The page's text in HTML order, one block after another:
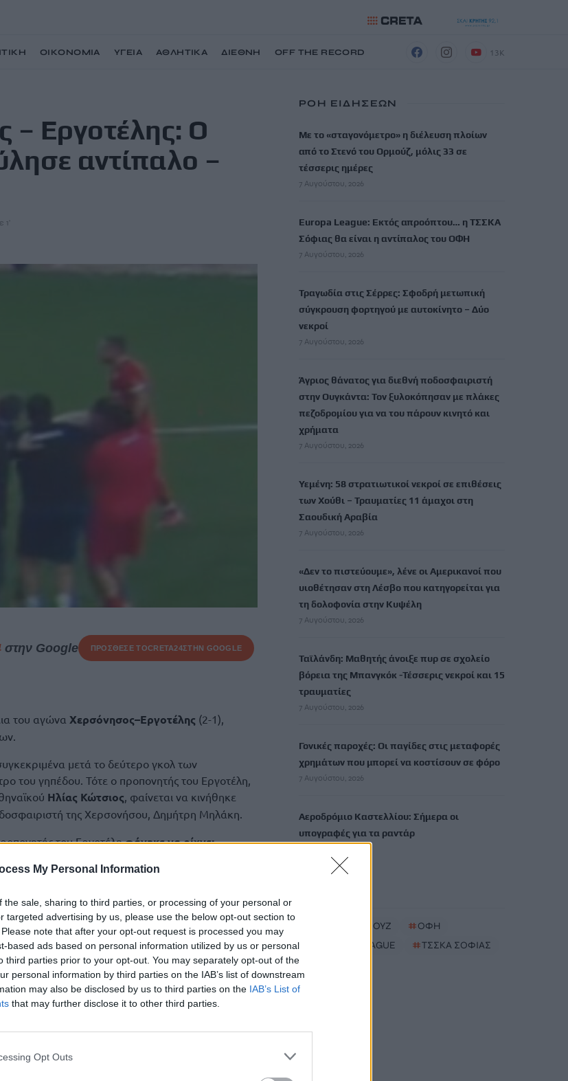
My Personal Information
the sale, sharing to third parties, or processing of your personal or
targeted advertising by us, please use the below opt-out section to
note that after your opt-out request is processed you may
based ads based on personal information utilized by us or personal
third parties prior to your opt-out. You may separately opt-out of the
personal information by third parties on the IAB’s list of downstream
may also be disclosed by us to third parties on the IAB’s List of
that may further disclose it to other third parties.
Opt Outs
ΟΙΚΟΝΟΜΙΑ ΥΓΕΙΑ ΑΘΛΗΤΙΚΑ ΔΙΕΘΝΗ OFF THE RECORD 13K
– Εργοτέλης: Ο
αντίπαλο –
1'
στην Google ΠΡΟΣΘΕΣΕ ΤΟCRETA24ΣΤΗΝ GOOGLE
του αγώνα Χερσόνησος–Εργοτέλης (2-1),
μετά το δεύτερο γκολ των
του γηπέδου. Τότε ο προπονητής του Εργοτέλη,
Ηλίας Κώτσιος, φαίνεται να κινήθηκε
της Χερσονήσου, Δημήτρη Μηλάκη.
του Εργοτέληφάνηκε να ρίχνει
Το ματς διεκόπη για περίπου πέντε
ΡΟΗ ΕΙΔΗΣΕΩΝ
Με το «σταγονόμετρο» η διέλευση πλοίων
από το Στενό του Ορμούζ, μόλις 33 σε
τέσσερις ημέρες
7 Αυγούστου, 2026
Europa League: Εκτός απροόπτου… η ΤΣΣΚΑ
Σόφιας θα είναι η αντίπαλος του ΟΦΗ
7 Αυγούστου, 2026
Τραγωδία στις Σέρρες: Σφοδρή μετωπική
σύγκρουση φορτηγού με αυτοκίνητο – Δύο
νεκροί
7 Αυγούστου, 2026
Άγριος θάνατος για διεθνή ποδοσφαιριστή
στην Ουγκάντα: Τον ξυλοκόπησαν με πλάκες
πεζοδρομίου για να του πάρουν κινητό και
χρήματα
7 Αυγούστου, 2026
Υεμένη: 58 στρατιωτικοί νεκροί σε επιθέσεις
των Χούθι – Τραυματίες 11 άμαχοι στη
Σαουδική Αραβία
7 Αυγούστου, 2026
«Δεν το πιστεύουμε», λένε οι Αμερικανοί που
υιοθέτησαν στη Λέσβο που κατηγορείται για
τη δολοφονία στην Κυψέλη
7 Αυγούστου, 2026
Ταϊλάνδη: Μαθητής άνοιξε πυρ σε σχολείο
βόρεια της Μπανγκόκ -Τέσσερις νεκροί και 15
τραυματίες
7 Αυγούστου, 2026
Γονικές παροχές: Οι παγίδες στις μεταφορές
χρημάτων που μπορεί να κοστίσουν σε φόρο
7 Αυγούστου, 2026
Αεροδρόμιο Καστελλίου: Σήμερα οι
υπογραφές για τα ραντάρ
ΣΤΕΝΑ ΟΡΜΟΥΖ #ΟΦΗ
EUROPA LEAGUE #ΤΣΣΚΑ ΣΟΦΙΑΣ